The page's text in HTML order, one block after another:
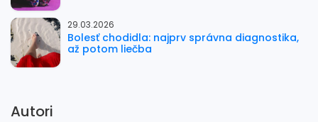
29.03.2026
Bolesť chodidla: najprv správna diagnostika,
až potom liečba
Autori